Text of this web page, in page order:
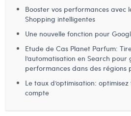
Booster vos performances avec
Shopping intelligentes
Une nouvelle fonction pour
Etude de Cas Planet Parfum:
l’automatisation en Search pour
performances dans des régions
Le taux d’optimisation:
compte